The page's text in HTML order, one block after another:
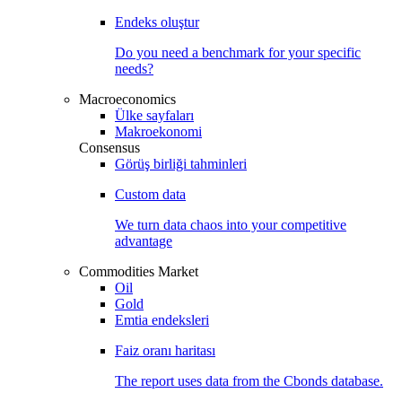
Endeks oluştur
Do you need a benchmark for your specific
needs?
Macroeconomics
Ülke sayfaları
Makroekonomi
Consensus
Görüş birliği tahminleri
Custom data
We turn data chaos into your competitive
advantage
Commodities Market
Oil
Gold
Emtia endeksleri
Faiz oranı haritası
The report uses data from the Cbonds database.